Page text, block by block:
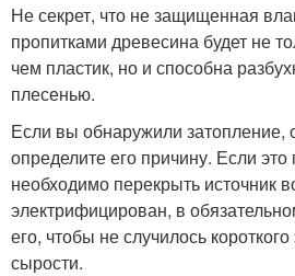
Не секрет, что не защищенная
пропитками древесина будет не
чем пластик, но и способна
плесенью.
Если вы обнаружили затопление,
определите его причину. Если
необходимо перекрыть источник
электрифицирован, в
его, чтобы не случилось
сырости.